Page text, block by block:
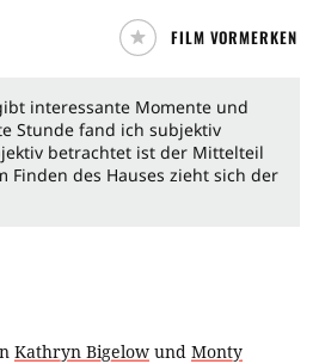
FILM VORMERKEN
interessante Momente und
Stunde fand ich subjektiv
betrachtet ist der Mittelteil
Finden des Hauses zieht sich der
Kathryn Bigelow und Monty